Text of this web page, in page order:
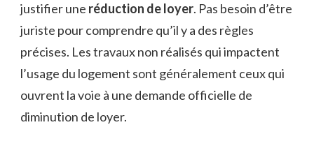
justifier une réduction de loyer. Pas besoin d’être
juriste pour comprendre qu’il y a des règles
précises. Les travaux non réalisés qui impactent
l’usage du logement sont généralement ceux qui
ouvrent la voie à une demande officielle de
diminution de loyer.